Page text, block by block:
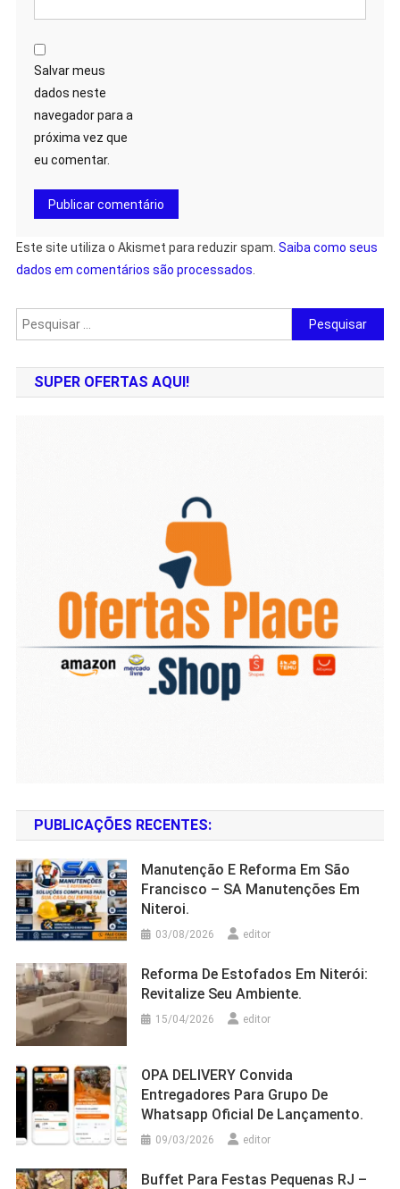
Salvar meus
dados neste
navegador para a
próxima vez que
eu comentar.
Este site utiliza o Akismet para reduzir spam. Saiba como seus
dados em comentários são processados
SUPER OFERTAS AQUI!
PUBLICAÇÕES RECENTES:
Manutenção E Reforma Em São
Francisco – SA Manutenções Em
Niteroi.
03/08/2026 editor
Reforma De Estofados Em Niterói:
Revitalize Seu Ambiente.
15/04/2026 editor
OPA DELIVERY Convida
Entregadores Para Grupo De
Whatsapp Oficial De Lançamento.
09/03/2026 editor
Buffet Para Festas Pequenas RJ –